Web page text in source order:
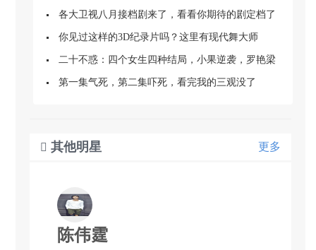
场的气氛更好看
各大卫视八月接档剧来了，看看你期待的剧定档了
吗？
你见过这样的3D纪录片吗？这里有现代舞大师
的“无界之舞”
二十不惑：四个女生四种结局，小果逆袭，罗艳梁
爽成熟，她最委屈
第一集气死，第二集吓死，看完我的三观没了
 其他明星 更多
陈伟霆